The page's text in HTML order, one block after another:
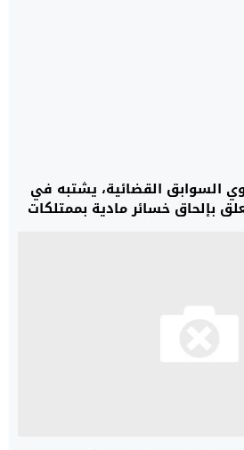
القضائية، يشتبه في
بإلحاق خسائر مادية بممتلكات